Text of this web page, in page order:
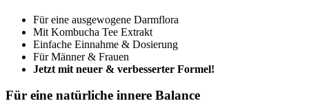
Für eine ausgewogene Darmflora
Mit Kombucha Tee Extrakt
Einfache Einnahme & Dosierung
Für Männer & Frauen
Jetzt mit neuer & verbesserter Formel!
Für eine natürliche innere Balance